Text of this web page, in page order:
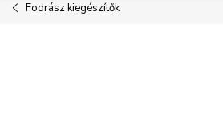
Fodrász kiegészítők